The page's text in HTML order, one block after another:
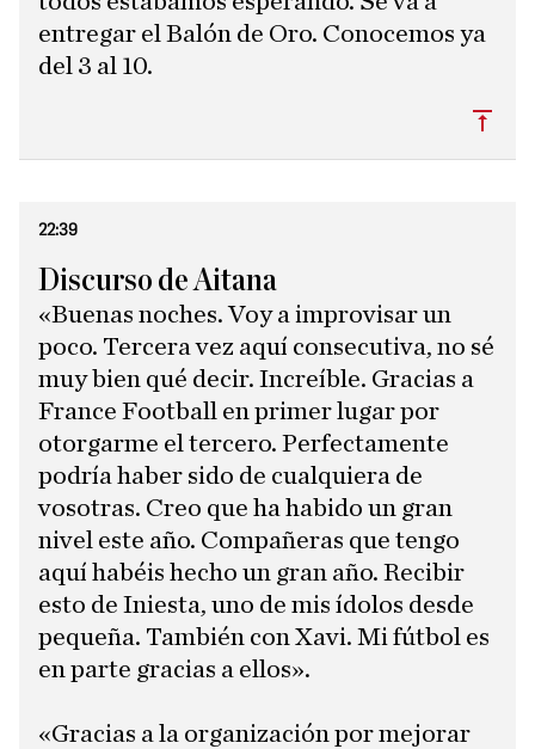
entregar el Balón de Oro. Conocemos ya
del 3 al 10.
22:39
Discurso de Aitana
«Buenas noches. Voy a improvisar un
poco. Tercera vez aquí consecutiva, no sé
muy bien qué decir. Increíble. Gracias a
France Football en primer lugar por
otorgarme el tercero. Perfectamente
podría haber sido de cualquiera de
vosotras. Creo que ha habido un gran
nivel este año. Compañeras que tengo
aquí habéis hecho un gran año. Recibir
esto de Iniesta, uno de mis ídolos desde
pequeña. También con Xavi. Mi fútbol es
en parte gracias a ellos».
«Gracias a la organización por mejorar